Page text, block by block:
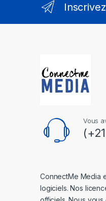
Vous
ConnectMe Media
logiciels. Nos